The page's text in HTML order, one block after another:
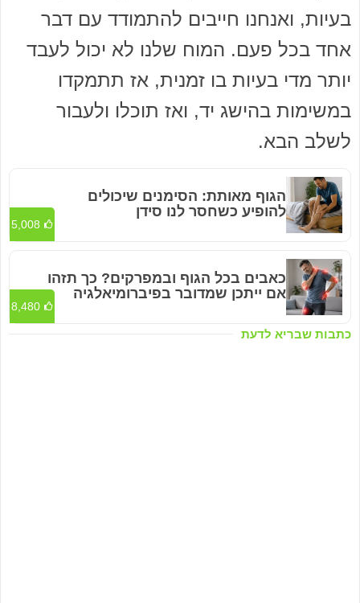
בעיות, ואנחנו חייבים להתמודד עם דבר
אחד בכל פעם. המוח שלנו לא יכול לעבד
יותר מדי בעיות בו זמנית, אז תתמקדו
במשימות בהישג יד, ואז תוכלו ולעבור
לשלב הבא.
כתבות שבריא לדעת
הגוף מאותת: הסימנים שיכולים
להופיע כשחסר לנו סידן
5,008
כאבים בכל הגוף ובמפרקים? כך תזהו
אם ייתכן שמדובר בפיברומיאלגיה
8,480